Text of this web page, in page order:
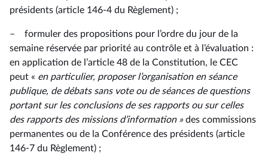
présidents (article 146-4 du Règlement) ;
– formuler des propositions pour l’ordre du jour de la
semaine réservée par priorité au contrôle et à l’évaluation :
en application de l’article 48 de la Constitution, le CEC
peut « en particulier, proposer l’organisation en séance
publique, de débats sans vote ou de séances de questions
portant sur les conclusions de ses rapports ou sur celles
des rapports des missions d’information » des commissions
permanentes ou de la Conférence des présidents (article
146-7 du Règlement) ;